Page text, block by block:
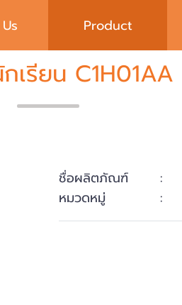
Product
กเรียน C1H01AA
ชื่อผลิตภัณฑ์ :
หมวดหมู่
: